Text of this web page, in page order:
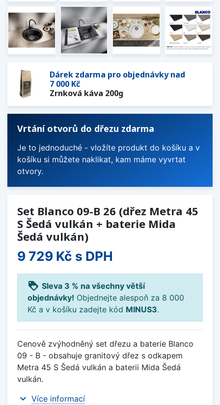
Dárek zdarma pro objednávky nad
7 000 Kč
Zrnková káva 200g
Vrtání otvorů do dřezu zdarma
Je to jednoduché - vložíte produkt do košíku a v
košíku si můžete naklikat, kam máme vyvrtat
otvory.
Set Blanco 09-B 26 (dřez Metra 45
S Šedá vulkán + baterie Mida
Šedá vulkán)
9 729 Kč s DPH
loyalty Sleva 3 % na všechny větší
objednávky! Objednejte alespoň za 8 000
Kč a v košíku zadejte kód MINUS3.
Cenově zvýhodněný set dřezu a baterie Blanco
09 - B - obsahuje granitový dřez s odkapem
Metra 45 S Šedá vulkán a baterii Mida Šedá
vulkán.
expand_more Více informací